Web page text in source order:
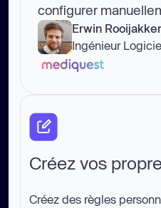
Erwin
Ingénieur
configurer
Créez vos
Créez des règles